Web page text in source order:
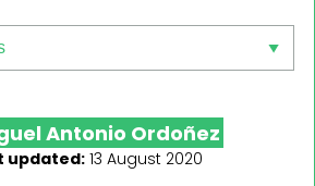
Antonio Ordoñez
updated: 13 August 2020